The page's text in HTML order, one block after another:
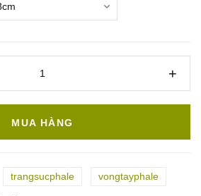
MUA HÀNG
trangsucphale vongtayphale